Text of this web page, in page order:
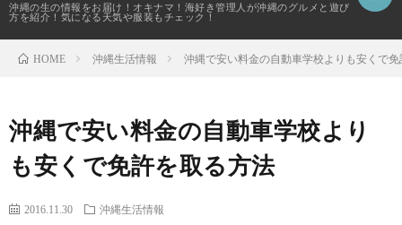
沖縄の生の情報をお届け！オキナマ！海好き管理人が沖縄のグルメと遊び
方を紹介！気になる天気や服装もチェック！
HOME 沖縄生活情報 沖縄で安い料金の自動車学校よりも安くで
沖縄で安い料金の自動車学校より
も安くで免許を取る方法
2016.11.30 沖縄生活情報